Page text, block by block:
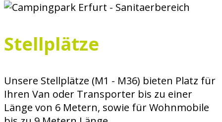
Stellplätze
Unsere Stellplätze (M1 - M36) bieten Platz für
Ihren Van oder Transporter bis zu einer
Länge von 6 Metern, sowie für Wohnmobile